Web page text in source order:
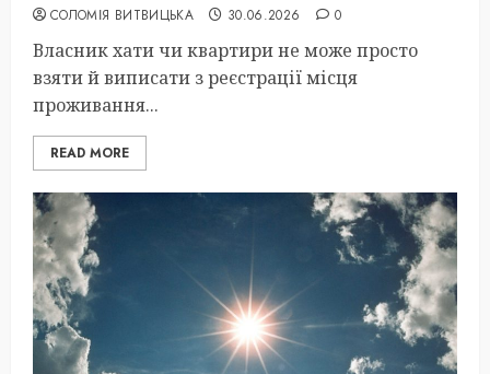
СОЛОМІЯ ВИТВИЦЬКА 30.06.2026 0
Власник хати чи квартири не може просто
взяти й виписати з реєстрації місця
проживання...
READ MORE